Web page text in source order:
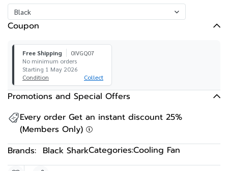
Black
Coupon
Free Shipping
0IVGQ07
No minimum orders
Starting 1 May 2026
Condition
Collect
Promotions and Special Offers
Every order Get an instant discount 25%
(Members Only)
Brands: Black SharkCategories:Cooling Fan